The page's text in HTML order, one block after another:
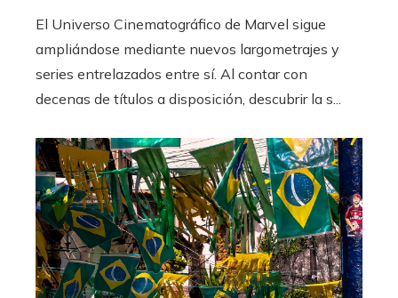
El Universo Cinematográfico de Marvel sigue
ampliándose mediante nuevos largometrajes y
series entrelazados entre sí. Al contar con
decenas de títulos a disposición, descubrir la s...